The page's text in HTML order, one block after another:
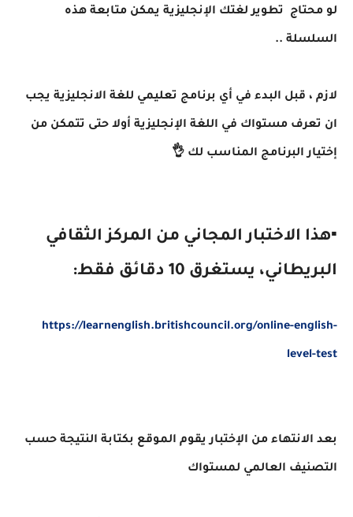
لو محتاج تطوير لغتك الإنجليزية يمكن متابعة هذه
السلسلة ..
لازم ، قبل البدء في أي برنامج تعليمي للغة الانجليزية يجب
ان تعرف مستواك في اللغة الإنجليزية أولا حتى تتمكن من
إختيار البرنامج المناسب لك 👌
▪هذا الاختبار المجاني من المركز الثقافي
البريطاني، يستغرق 10 دقائق فقط:
https://learnenglish.britishcouncil.org/online-english-
level-test
بعد الانتهاء من الإختبار يقوم الموقع بكتابة النتيجة حسب
التصنيف العالمي لمستواك